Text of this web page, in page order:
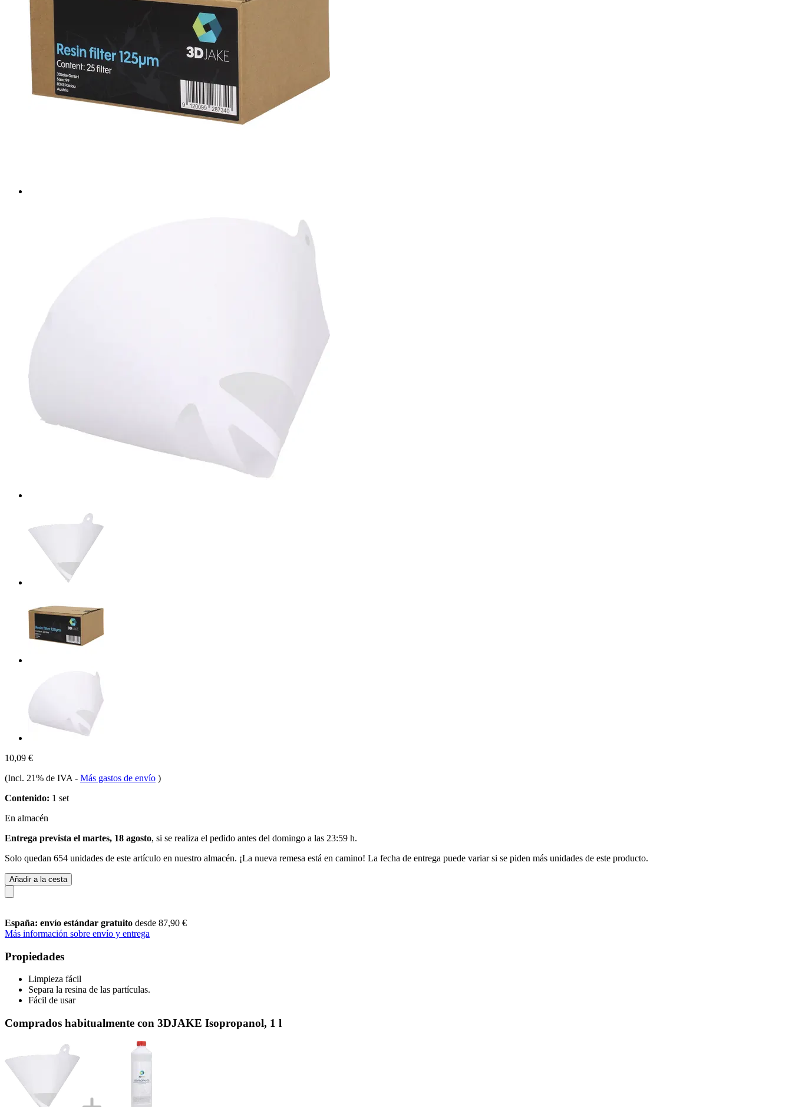
10,09 €
(Incl. 21% de IVA - Más gastos de envío )
Contenido: 1 set
En almacén
Entrega prevista el martes, 18 agosto, si se realiza el pedido antes del domingo a las 23:59 h.
Solo quedan 654 unidades de este artículo en nuestro almacén. ¡La nueva remesa está en camino! La fecha de entrega puede variar si se piden más unidades de este producto.
Añadir a la cesta
España: envío estándar gratuito desde 87,90 €
Más información sobre envío y entrega
Propiedades
Limpieza fácil
Separa la resina de las partículas.
Fácil de usar
Comprados habitualmente con 3DJAKE Isopropanol, 1 l